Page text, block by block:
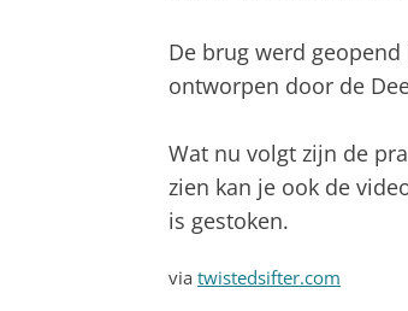
De brug werd
ontworpen door de
Wat nu volgt zijn de
zien kan je ook de
is gestoken.
via twistedsifter.com